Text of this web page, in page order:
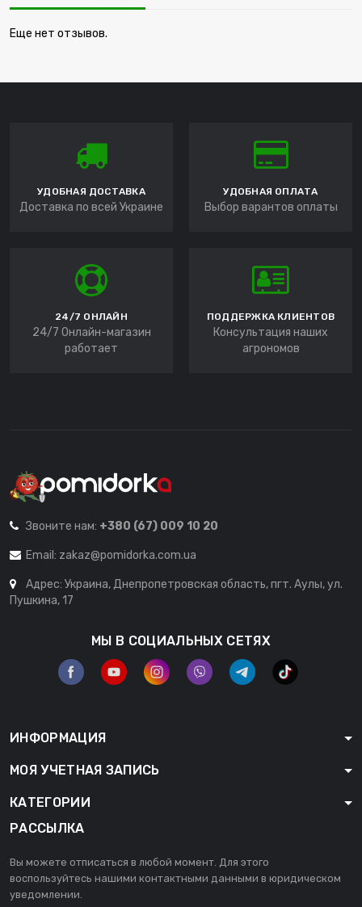
Еще нет отзывов.
УДОБНАЯ ДОСТАВКА
Доставка по всей Украине
УДОБНАЯ ОПЛАТА
Выбор варантов оплаты
24/7 ОНЛАЙН
24/7 Онлайн-магазин
работает
ПОДДЕРЖКА КЛИЕНТОВ
Консультация наших
агрономов
Звоните нам: +380 (67) 009 10 20
Email: zakaz@pomidorka.com.ua
Адрес: Украина, Днепропетровская область, пгт. Аулы, ул.
Пушкина, 17
МЫ В СОЦИАЛЬНЫХ СЕТЯХ
ИНФОРМАЦИЯ
МОЯ УЧЕТНАЯ ЗАПИСЬ
КАТЕГОРИИ
РАССЫЛКА
Вы можете отписаться в любой момент. Для этого
воспользуйтесь нашими контактными данными в юридическом
уведомлении.